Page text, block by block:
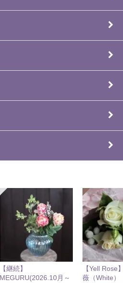
【継続】
MEGURU(2026.10月～
【Yell Rose
薇（White）